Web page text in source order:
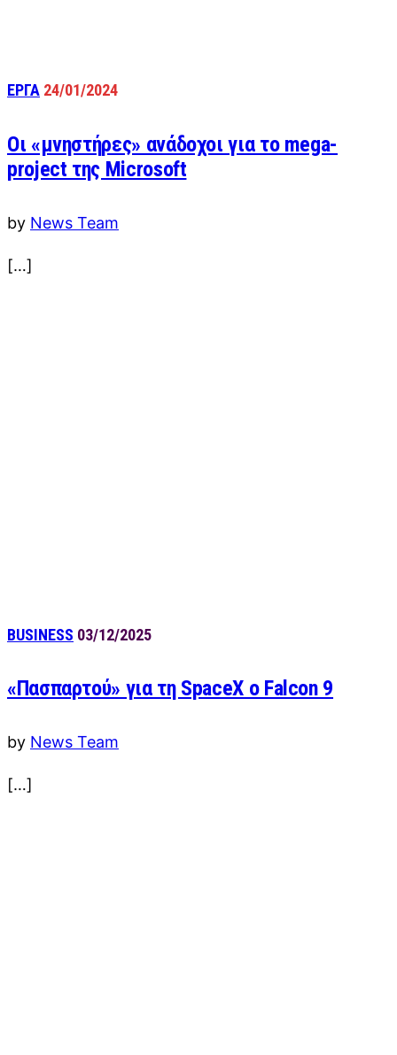
ΕΡΓΑ 24/01/2024
Οι «μνηστήρες» ανάδοχοι για το mega-
project της Microsoft
by News Team
[…]
BUSINESS 03/12/2025
«Πασπαρτού» για τη SpaceX ο Falcon 9
by News Team
[…]